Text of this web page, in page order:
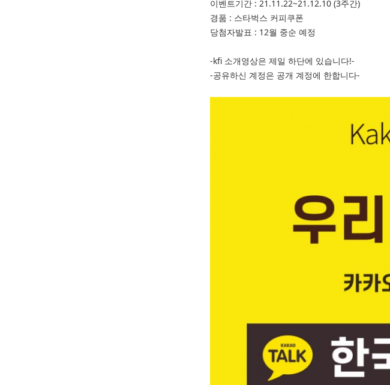
이벤트기간 : 21.11.22~21.12.10 (3주간)
경품 : 스타벅스 커피쿠폰
당첨자발표 : 12월 중순 예정
-kfi 소개영상은 제일 하단에 있습니다!-
-공유하신 계정은 공개 계정에 한합니다-